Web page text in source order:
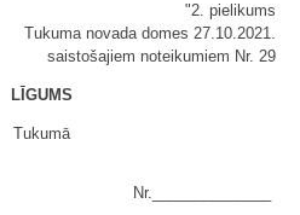
"2. pielikums
Tukuma novada domes 27.10.2021.
saistošajiem noteikumiem Nr. 29
LĪGUMS
Tukumā
Nr.______________